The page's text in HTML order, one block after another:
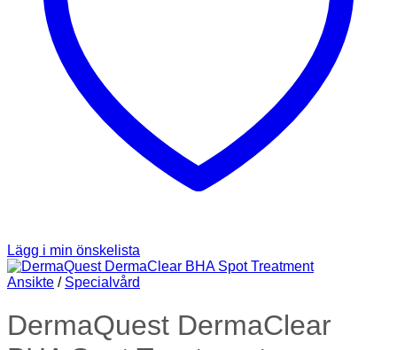
Lägg i min önskelista
Ansikte / Specialvård
DermaQuest DermaClear